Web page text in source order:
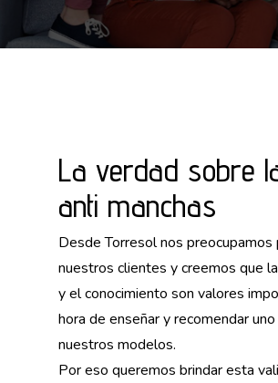
La verdad sobre
anti manchas
Desde Torresol nos preocupamos
nuestros clientes y creemos que
y el conocimiento son valores
hora de enseñar y recomendar
nuestros modelos.
Por eso queremos brindar esta